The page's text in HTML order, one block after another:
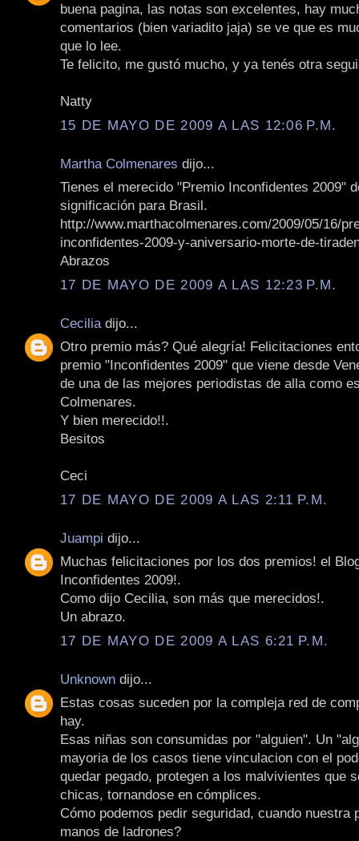
buena pagina, las notas son excelentes, hay
comentarios (bien variadito jaja) se ve que es
que lo lee.
Te felicito, me gustó mucho, y ya tenés otra
Natty
15 DE MAYO DE 2009 A LAS 12:06 P.M.
Martha Colmenares dijo...
Tienes el merecido "Premio Inconfidentes 2009"
significación para Brasil.
http://www.marthacolmenares.com/2009/05/16/
inconfidentes-2009-y-aniversario-morte-de-
Abrazos
17 DE MAYO DE 2009 A LAS 12:23 P.M.
Cecilia dijo...
Otro premio más? Qué alegría! Felicitaciones
premio "Inconfidentes 2009" que viene desde
de una de las mejores periodistas de alla como
Colmenares.
Y bien merecido!!.
Besitos
Ceci
17 DE MAYO DE 2009 A LAS 2:11 P.M.
Juampi dijo...
Muchas felicitaciones por los dos premios! el
Inconfidentes 2009!.
Como dijo Cecilia, son más que merecidos!.
Un abrazo.
17 DE MAYO DE 2009 A LAS 6:21 P.M.
Unknown dijo...
Estas cosas suceden por la compleja red de
hay.
Esas niñas son consumidas por "alguien". Un
mayoria de los casos tiene vinculacion con el
quedar pegado, protegen a los malvivientes que
chicas, tornandose en cómplices.
Cómo podemos pedir seguridad, cuando nuestra
manos de ladrones?